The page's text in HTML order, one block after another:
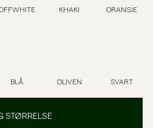
KHAKI ORANSJE
BLÅ OLIVEN SVART
STØRRELSE